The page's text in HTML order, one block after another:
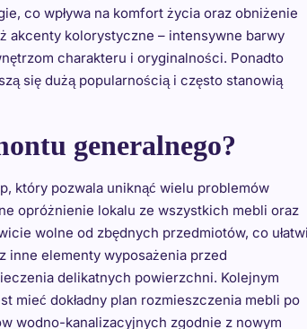
co wpływa na komfort życia oraz obniżenie
akcenty kolorystyczne – intensywne barwy
charakteru i oryginalności. Ponadto
się dużą popularnością i często stanowią
generalnego?
który pozwala uniknąć wielu problemów
opróżnienie lokalu ze wszystkich mebli oraz
wolne od zbędnych przedmiotów, co ułatwi
inne elementy wyposażenia przed
delikatnych powierzchni. Kolejnym
mieć dokładny plan rozmieszczenia mebli po
wodno-kanalizacyjnych zgodnie z nowym